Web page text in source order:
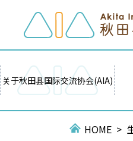
关于秋田县国际交流协会(AIA)
HOME